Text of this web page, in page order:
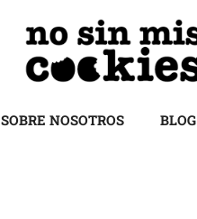
SOBRE NOSOTROS BLOG